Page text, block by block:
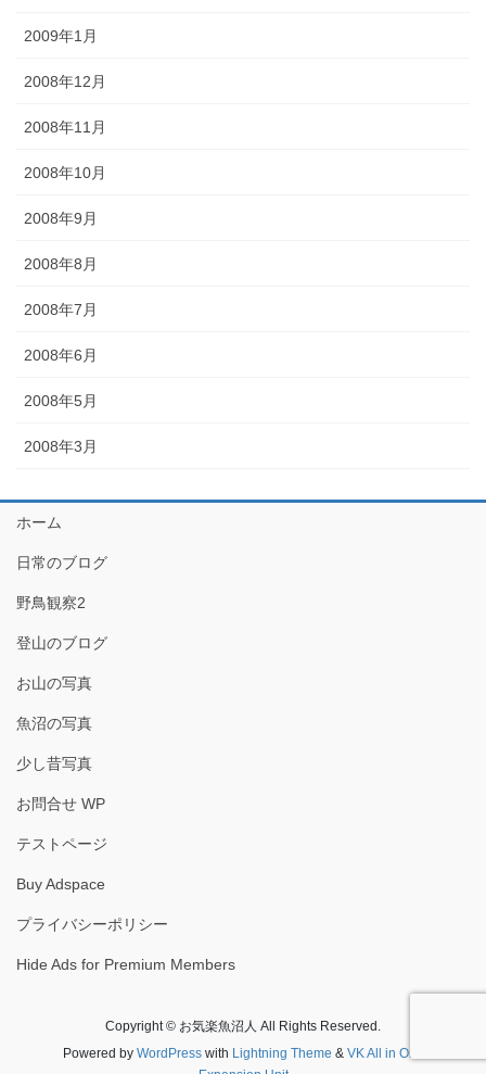
2009年1月
2008年12月
2008年11月
2008年10月
2008年9月
2008年8月
2008年7月
2008年6月
2008年5月
2008年3月
ホーム
日常のブログ
野鳥観察2
登山のブログ
お山の写真
魚沼の写真
少し昔写真
お問合せ WP
テストページ
Buy Adspace
プライバシーポリシー
Hide Ads for Premium Members
Copyright © お気楽魚沼人 All Rights Reserved.
Powered by WordPresswith Lightning Theme & VK All in One